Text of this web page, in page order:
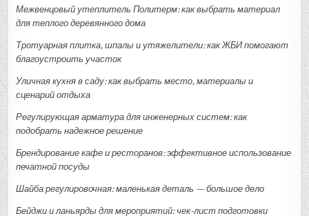
Межвенцовый утеплитель Политерм: как выбрать материал
для теплого деревянного дома
Тротуарная плитка, шпалы и утяжелители: как ЖБИ помогают
благоустроить участок
Уличная кухня в саду: как выбрать место, материалы и
сценарий отдыха
Регулирующая арматура для инженерных систем: как
подобрать надежное решение
Брендирование кафе и ресторанов: эффективное использование
печатной посуды
Шайба регулировочная: маленькая деталь — большое дело
Бейджи и ланьярды для мероприятий: чек-лист подготовки